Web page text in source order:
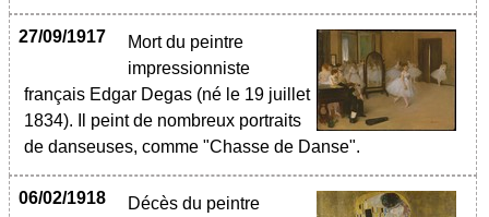
27/09/1917
Mort du peintre
impressionniste
français Edgar Degas (né le 19 juillet
1834). Il peint de nombreux portraits
de danseuses, comme "Chasse de Danse".
06/02/1918
Décès du peintre